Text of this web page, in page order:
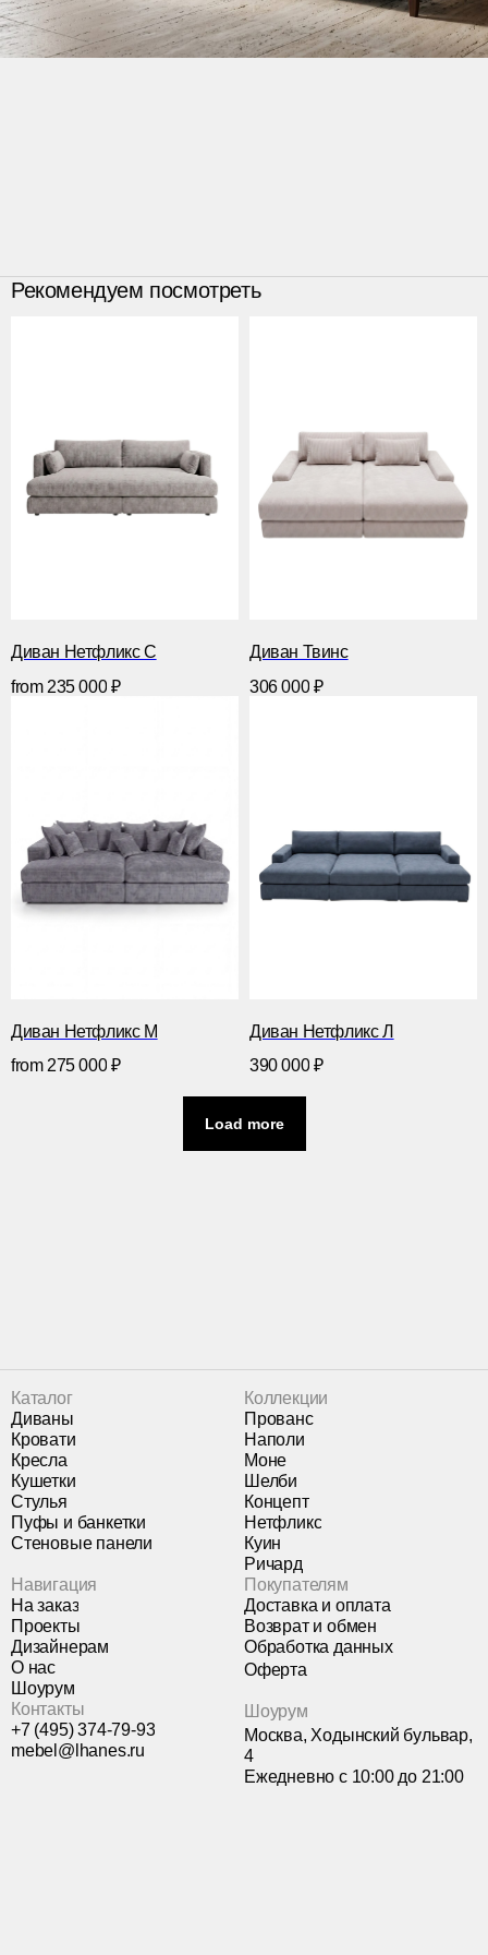
Рекомендуем посмотреть
Диван Нетфликс С
from 235 000 ₽
Диван Твинс
306 000 ₽
Диван Нетфликс М
from 275 000 ₽
Диван Нетфликс Л
390 000 ₽
Load more
Каталог
Диваны
Кровати
Кресла
Кушетки
Стулья
Пуфы и банкетки
Стеновые панели
Коллекции
Прованс
Наполи
Моне
Шелби
Концепт
Нетфликс
Куин
Ричард
Навигация
На заказ
Проекты
Дизайнерам
О нас
Шоурум
Покупателям
Доставка и оплата
Возврат и обмен
Обработка данных
Оферта
Контакты
+7 (495) 374-79-93
mebel@lhanes.ru
Шоурум
Москва, Ходынский бульвар,
4
Ежедневно с 10:00 до 21:00